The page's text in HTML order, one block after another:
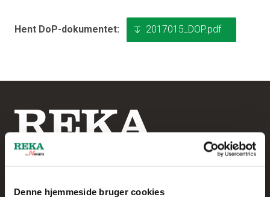
Denne hjemmeside bruger cookies
Hent DoP-dokumentet: 2017015_DOP.pdf